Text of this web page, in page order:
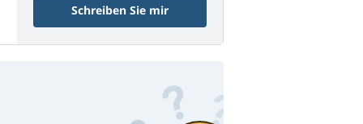
Schreiben Sie mir